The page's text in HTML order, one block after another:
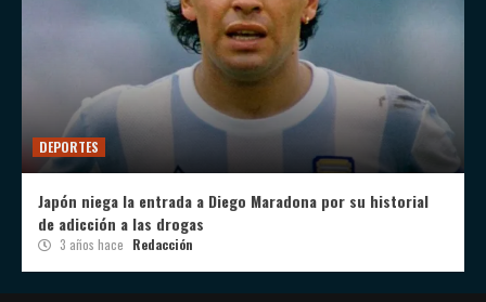
DEPORTES
Japón niega la entrada a Diego Maradona por su historial
de adicción a las drogas
3 años hace Redacción